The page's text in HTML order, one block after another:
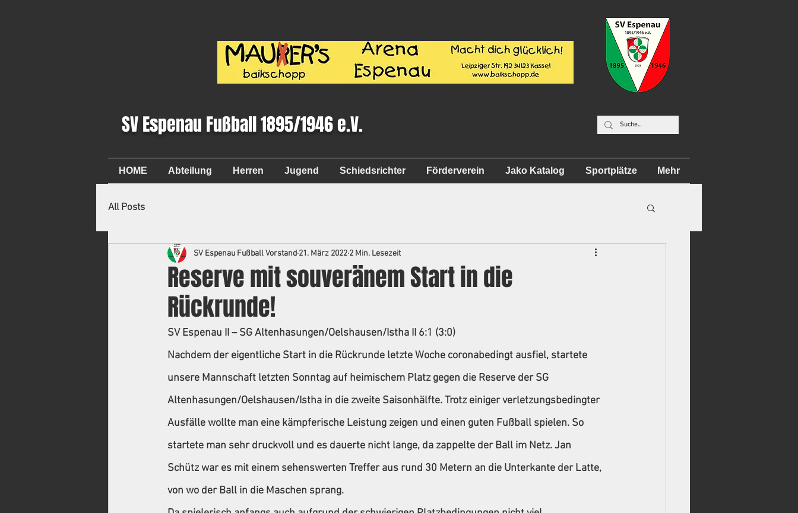
SV Espenau Fußball 1895/1946 e.V.
HOME Abteilung Herren Jugend Schiedsrichter Förderverein Jako Katalog Sportplätze Mehr
All Posts
Reserve mit souveränem Start in die
Rückrunde!
SV Espenau Fußball Vorstand 21. März 2022 2 Min. Lesezeit
SV Espenau II – SG Altenhasungen/Oelshausen/Istha II 6:1 (3:0)
Nachdem der eigentliche Start in die Rückrunde letzte Woche coronabedingt ausfiel, startete
unsere Mannschaft letzten Sonntag auf heimischem Platz gegen die Reserve der SG
Altenhasungen/Oelshausen/Istha in die zweite Saisonhälfte. Trotz einiger verletzungsbedingter
Ausfälle wollte man eine kämpferische Leistung zeigen und einen guten Fußball spielen. So
startete man sehr druckvoll und es dauerte nicht lange, da zappelte der Ball im Netz. Jan
Schütz war es mit einem sehenswerten Treffer aus rund 30 Metern an die Unterkante der Latte,
von wo der Ball in die Maschen sprang.